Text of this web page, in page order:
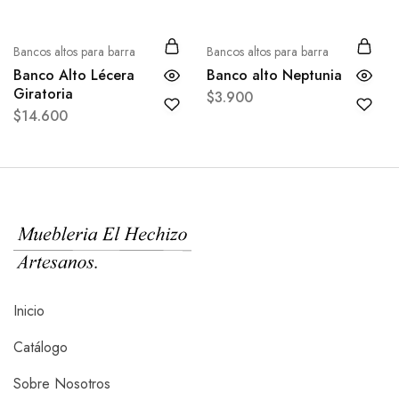
Bancos altos para barra
Banco Alto Lécera
Giratoria
$14.600
Bancos altos para barra
Banco alto Neptunia
$3.900
Inicio
Catálogo
Sobre Nosotros